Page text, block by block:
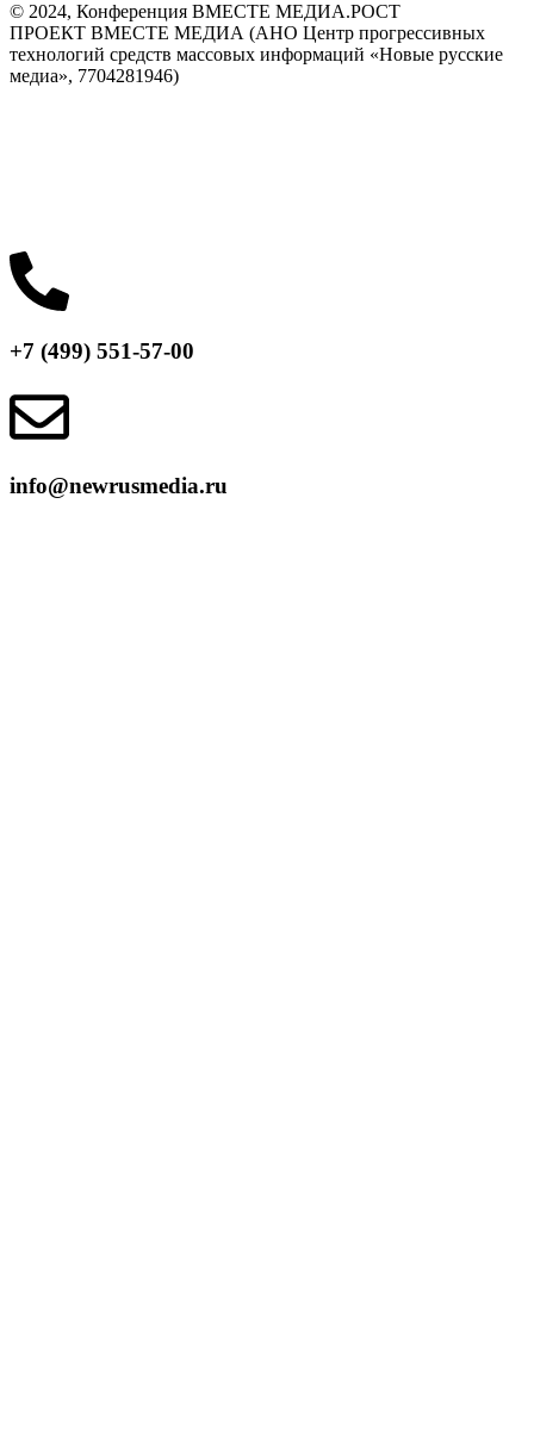
©️ 2024, Конференция ВМЕСТЕ МЕДИА.РОСТ
ПРОЕКТ ВМЕСТЕ МЕДИА (АНО Центр прогрессивных
технологий средств массовых информаций «Новые русские
медиа», 7704281946)
+7 (499) 551-57-00
info@newrusmedia.ru